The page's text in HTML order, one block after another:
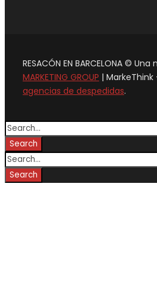
RESACÓN EN BARCELONA ©
MARKETING GROUP | MarkeThink
agencias de despedidas.